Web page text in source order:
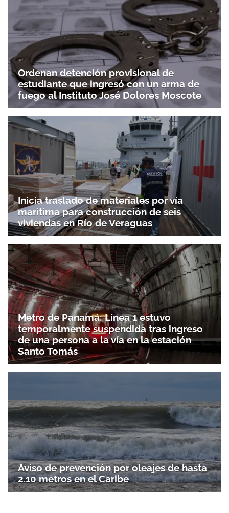
Gracias por suscribirte a nuestro boletín.
ACEPTAR
Ordenan detención provisional de
estudiante que ingresó con un arma de
fuego al Instituto José Dolores Moscote
Inicia traslado de materiales por vía
marítima para construcción de seis
viviendas en Río de Veraguas
Metro de Panamá: Línea 1 estuvo
temporalmente suspendida tras ingreso
de una persona a la vía en la estación
Santo Tomás
Aviso de prevención por oleajes de hasta
2.10 metros en el Caribe